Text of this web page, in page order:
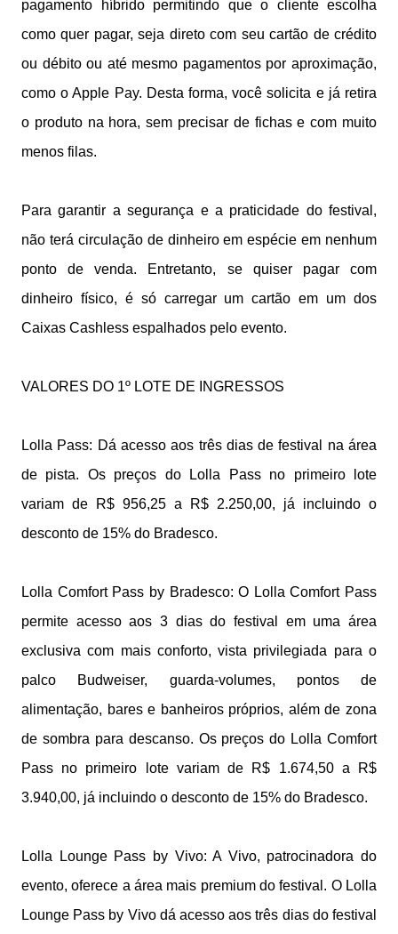
pagamento híbrido permitindo que o cliente escolha
como quer pagar, seja direto com seu cartão de crédito
ou débito ou até mesmo pagamentos por aproximação,
como o Apple Pay. Desta forma, você solicita e já retira
o produto na hora, sem precisar de fichas e com muito
menos filas.
Para garantir a segurança e a praticidade do festival,
não terá circulação de dinheiro em espécie em nenhum
ponto de venda. Entretanto, se quiser pagar com
dinheiro físico, é só carregar um cartão em um dos
Caixas Cashless espalhados pelo evento.
VALORES DO 1º LOTE DE INGRESSOS
Lolla Pass: Dá acesso aos três dias de festival na área
de pista. Os preços do Lolla Pass no primeiro lote
variam de R$ 956,25 a R$ 2.250,00, já incluindo o
desconto de 15% do Bradesco.
Lolla Comfort Pass by Bradesco: O Lolla Comfort Pass
permite acesso aos 3 dias do festival em uma área
exclusiva com mais conforto, vista privilegiada para o
palco Budweiser, guarda-volumes, pontos de
alimentação, bares e banheiros próprios, além de zona
de sombra para descanso. Os preços do Lolla Comfort
Pass no primeiro lote variam de R$ 1.674,50 a R$
3.940,00, já incluindo o desconto de 15% do Bradesco.
Lolla Lounge Pass by Vivo: A Vivo, patrocinadora do
evento, oferece a área mais premium do festival. O Lolla
Lounge Pass by Vivo dá acesso aos três dias do festival